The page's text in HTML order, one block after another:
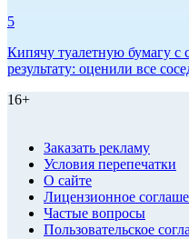
5
Кипячу туалетную бумагу с
результату: оценили все
16+
Заказать рекламу
Условия перепечатки
О сайте
Лицензионное
Частые вопросы
Пользовательское